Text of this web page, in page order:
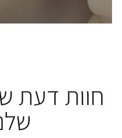
חוות דעת